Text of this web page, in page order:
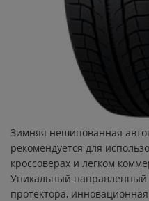
PILOT ROAD 2
ANAKEE WILD
POWER 5
POWER SUPERMOTO RAIN
Зимняя нешипованная
рекомендуется для
кроссоверах и легком
Уникальный направленный
протектора,